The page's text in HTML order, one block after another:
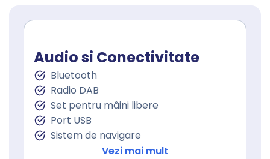
Audio si Conectivitate
Bluetooth
Radio DAB
Set pentru mâini libere
Port USB
Sistem de navigare
TouchscreenVezi mai mult